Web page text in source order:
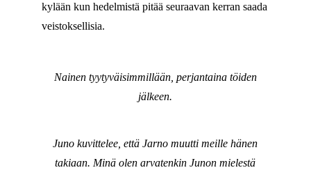
kylään kun hedelmistä pitää seuraavan kerran saada
veistoksellisia.
Nainen tyytyväisimmillään, perjantaina töiden
jälkeen.
Juno kuvittelee, että Jarno muutti meille hänen
takiaan. Minä olen arvatenkin Junon mielestä